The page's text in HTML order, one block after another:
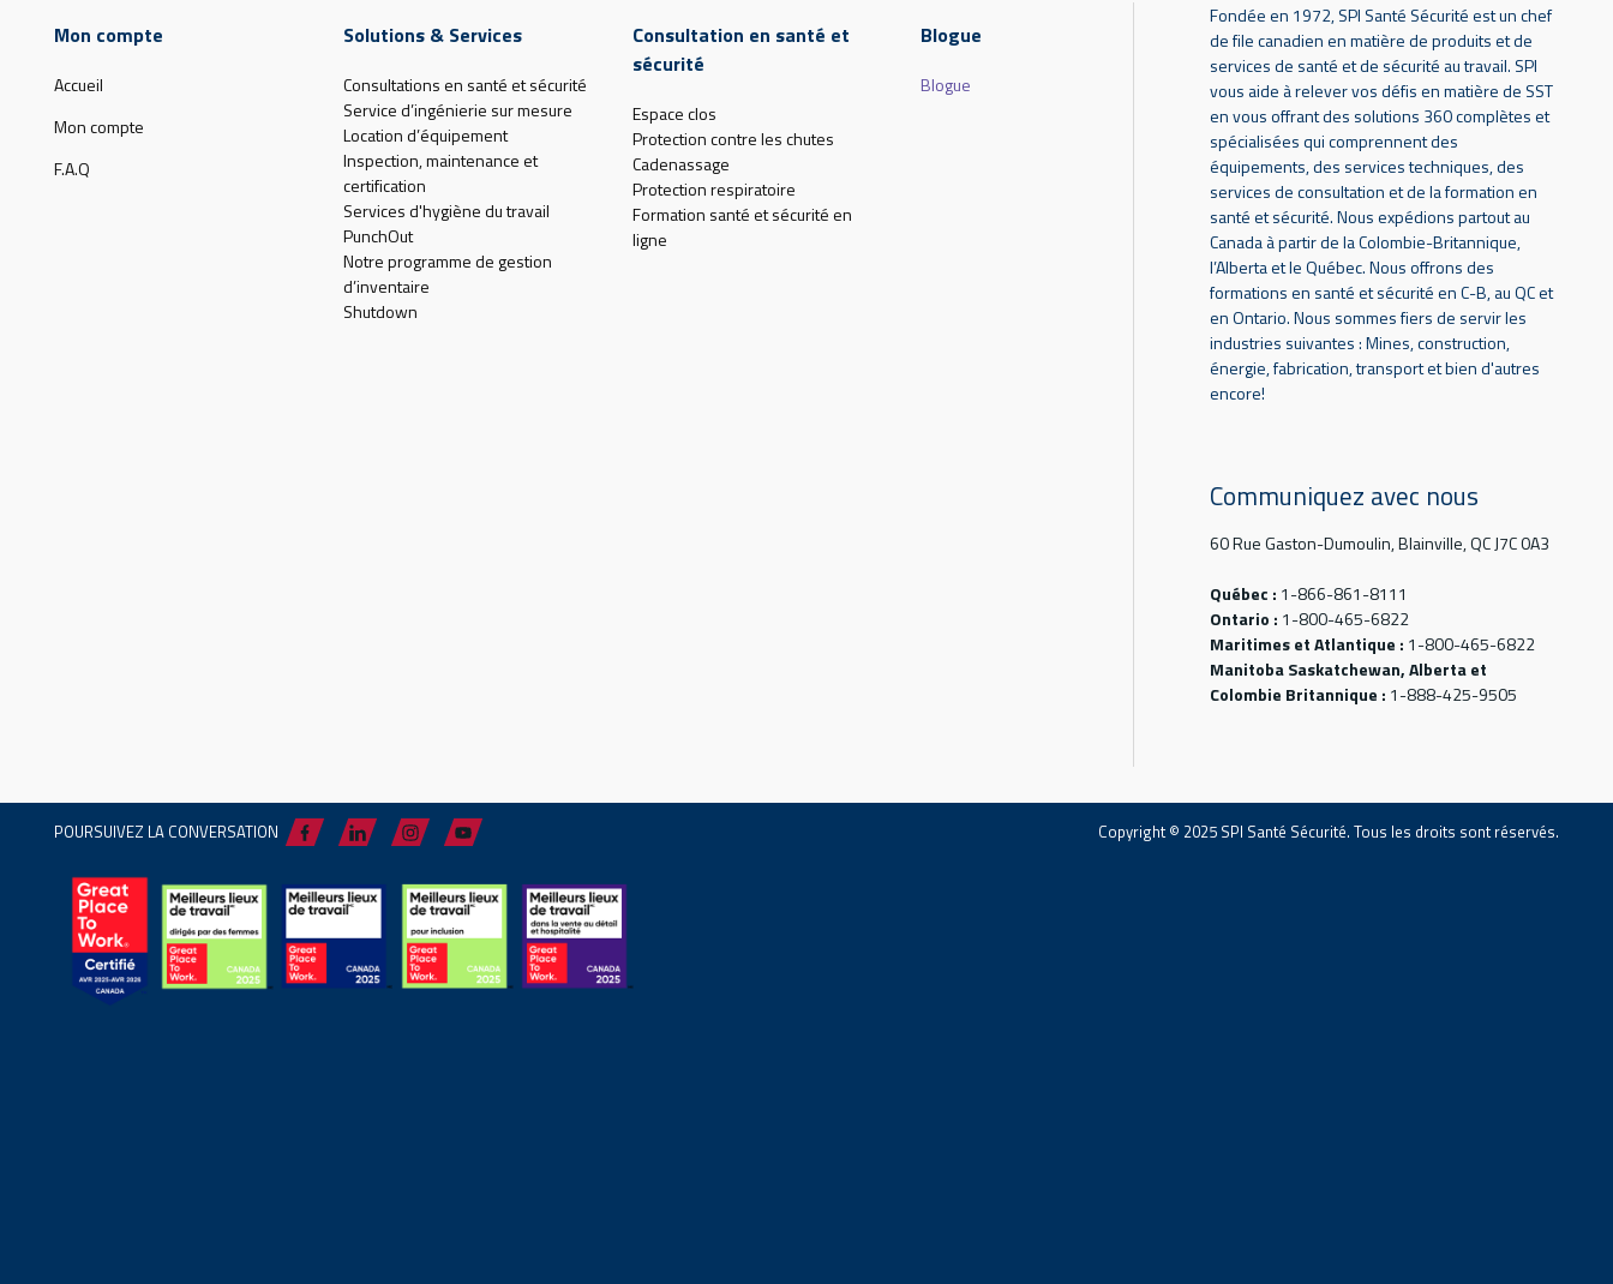
Mon compte
Accueil
Mon compte
F.A.Q
Solutions & Services
Consultations en santé et sécurité
Service d’ingénierie sur mesure
Location d’équipement
Inspection, maintenance et
certification
Services d'hygiène du travail
PunchOut
Notre programme de gestion
d’inventaire
Shutdown
Consultation en santé et
sécurité
Espace clos
Protection contre les chutes
Cadenassage
Protection respiratoire
Formation santé et sécurité en
ligne
Blogue
Blogue
Fondée en 1972, SPI Santé Sécurité est un chef
de file canadien en matière de produits et de
services de santé et de sécurité au travail. SPI
vous aide à relever vos défis en matière de SST
en vous offrant des solutions 360 complètes et
spécialisées qui comprennent des
équipements, des services techniques, des
services de consultation et de la formation en
santé et sécurité. Nous expédions partout au
Canada à partir de la Colombie-Britannique,
l’Alberta et le Québec. Nous offrons des
formations en santé et sécurité en C-B, au QC et
en Ontario. Nous sommes fiers de servir les
industries suivantes : Mines, construction,
énergie, fabrication, transport et bien d'autres
encore!
Communiquez avec nous
60 Rue Gaston-Dumoulin, Blainville, QC J7C 0A3
Québec : 1-866-861-8111
Ontario : 1-800-465-6822
Maritimes et Atlantique : 1-800-465-6822
Manitoba Saskatchewan, Alberta et
Colombie Britannique : 1-888-425-9505
POURSUIVEZ LA CONVERSATION Copyright © 2025 SPI Santé Sécurité. Tous les droits sont réservés.